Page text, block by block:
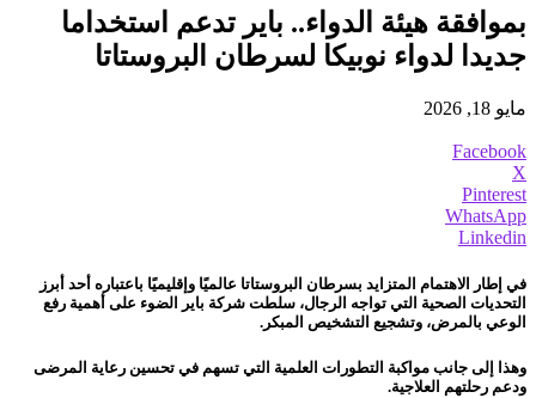
بموافقة ھیئة الدواء.. بایر تدعم استخداما
جدیدا لدواء نوبیكا لسرطان البروستاتا
مايو 18, 2026
Facebook
X
Pinterest
WhatsApp
Linkedin
في إطار الاهتمام المتزايد بسرطان البروستاتا عالميًا وإقليميًا باعتباره أحد أبرز
التحديات الصحية التي تواجه الرجال، سلطت شركة باير الضوء على أهمية رفع
الوعي بالمرض، وتشجيع التشخيص المبكر.
وهذا إلى جانب مواكبة التطورات العلمية التي تسهم في تحسين رعاية المرضى
ودعم رحلتهم العلاجية.